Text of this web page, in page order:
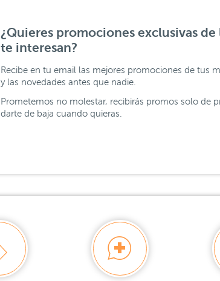
¿Quieres promociones exclusivas
te interesan?
Recibe en tu email las mejores promociones de tus
y las novedades antes que nadie.
Prometemos no molestar, recibirás promos solo de
darte de baja cuando quieras.